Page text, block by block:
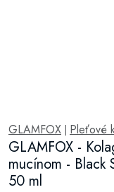
GLAMFOX | Pleťové
GLAMFOX -
mucínom - Black
50 ml